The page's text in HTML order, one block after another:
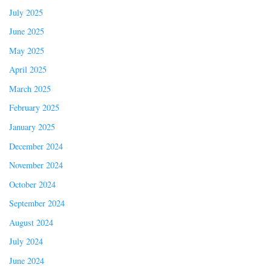
July 2025
June 2025
May 2025
April 2025
March 2025
February 2025
January 2025
December 2024
November 2024
October 2024
September 2024
August 2024
July 2024
June 2024